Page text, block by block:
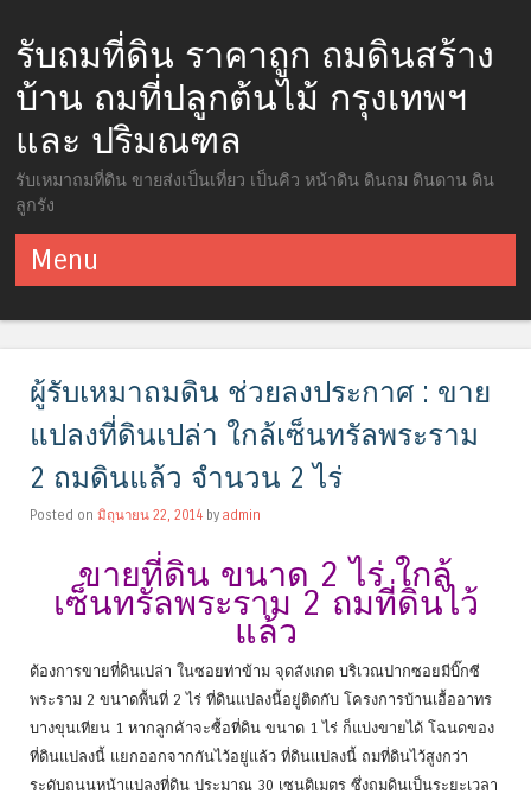
รับถมที่ดิน ราคาถูก ถมดินสร้าง
บ้าน ถมที่ปลูกต้นไม้ กรุงเทพฯ
และ ปริมณฑล
รับเหมาถมที่ดิน ขายส่งเป็นเที่ยว เป็นคิว หน้าดิน ดินถม ดินดาน ดิน
ลูกรัง
Menu
ผู้รับเหมาถมดิน ช่วยลงประกาศ : ขาย
แปลงที่ดินเปล่า ใกล้เซ็นทรัลพระราม
2 ถมดินแล้ว จำนวน 2 ไร่
Posted on มิถุนายน 22, 2014 by admin
ขายที่ดิน ขนาด 2 ไร่ ใกล้
เซ็นทรัลพระราม 2 ถมที่ดินไว้
แล้ว
ต้องการขายที่ดินเปล่า ในซอยท่าข้าม จุดสังเกต บริเวณปากซอยมีบิ๊กซี
พระราม 2 ขนาดพื้นที่ 2 ไร่ ที่ดินแปลงนี้อยู่ติดกับ โครงการบ้านเอื้ออาทร
บางขุนเทียน 1 หากลูกค้าจะซื้อที่ดิน ขนาด 1 ไร่ ก็แบ่งขายได้ โฉนดของ
ที่ดินแปลงนี้ แยกออกจากกันไว้อยู่แล้ว ที่ดินแปลงนี้ ถมที่ดินไว้สูงกว่า
ระดับถนนหน้าแปลงที่ดิน ประมาณ 30 เซนติเมตร ซึ่งถมดินเป็นระยะเวลา